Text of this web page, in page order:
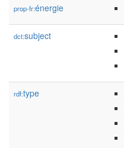
prop-fr:énergie
dct:subject
rdf:type